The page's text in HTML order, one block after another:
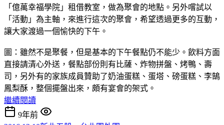
「億萬幸福學院」租借教室，做為聚會的地點。另外嚐試以
「活動」為主軸，來進行這次的聚會，希望透過更多的互動，
讓大家渡過一個愉快的下午。
圖：雖然不是聚餐，但是基本的下午餐點仍不能少。飲料方面
直接請清心外送，餐點部份則有比薩、炸物拼盤、烤鴨、壽
司，另外有的家族成員贊助了奶油蛋糕、蛋塔、磅蛋糕、李鵠
鳳梨酥，整個擺盤出來，頗有宴會的架式。
繼續閱讀
9年前